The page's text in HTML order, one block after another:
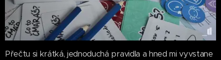
Přečtu si krátká, jednoduchá pravidla a hned mi vyvstane